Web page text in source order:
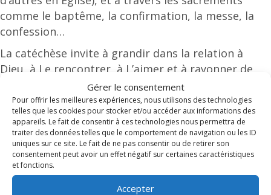
Gérer le consentement
Pour offrir les meilleures expériences, nous utilisons des technologies
telles que les cookies pour stocker et/ou accéder aux informations des
appareils. Le fait de consentir à ces technologies nous permettra de
traiter des données telles que le comportement de navigation ou les ID
uniques sur ce site. Le fait de ne pas consentir ou de retirer son
consentement peut avoir un effet négatif sur certaines caractéristiques
et fonctions.
Accepter
comme le baptême, la confirmation, la messe, la
confession…
La catéchèse invite à grandir dans la relation à
Dieu, à Le rencontrer, à L’aimer et à rayonner de
son amour au sein d’une communauté paroissiale
comme au sein d’une grande famille, celle des
enfants de Dieu.
Construire le corps du
Christ dans l'Eglise